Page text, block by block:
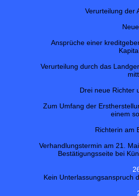
Verurteilung der
Ansprüche einer
Verurteilung durch das
Drei neue Richter
Zum Umfang der
einem
Richterin am
Verhandlungstermin am 21.
Bestätigungsseite bei
Kein Unterlassungsanspruch